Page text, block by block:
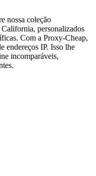
nossa coleção
personalizados
Com a Proxy-Cheap,
endereços IP. Isso lhe
incomparáveis,